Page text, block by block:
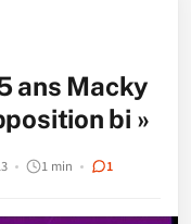
ans Macky
bi »
1 min 1